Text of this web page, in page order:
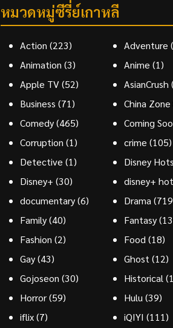
หมวดหมู่ซีรี่ย์เกาหลี
Action (223) Adventure
Animation (3) Anime (1)
Apple TV(52) AsianCrush
Business (71) China Zone
Comedy(465) Coming
Corruption (1) crime (105)
Detective (1) Disney
Disney+ (30) disney+
documentary(6) Drama
Family(40) Fantasy
Fashion (2) Food(18)
Gay(43) Ghost(12)
Gojoseon (30) Historical
Horror(59) Hulu(39)
iflix(7) iQIYI (111)